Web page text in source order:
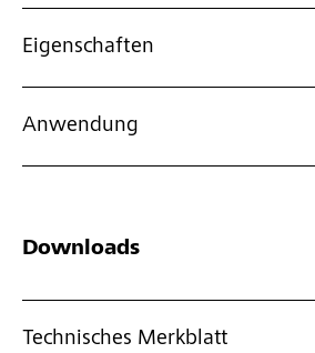
Eigenschaften
Anwendung
Downloads
Technisches Merkblatt